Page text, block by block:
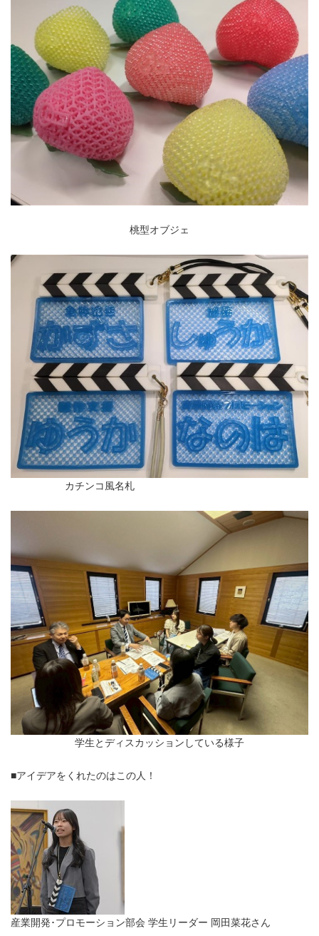
桃型オブジェ
カチンコ風名札
学生とディスカッションしている様子
■アイデアをくれたのはこの人！
産業開発･プロモーション部会 学生リーダー 岡田菜花さん